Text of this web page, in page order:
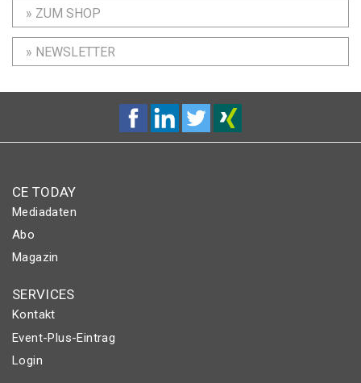
» ZUM SHOP
» NEWSLETTER
CE TODAY
Mediadaten
Abo
Magazin
SERVICES
Kontakt
Event-Plus-Eintrag
Login